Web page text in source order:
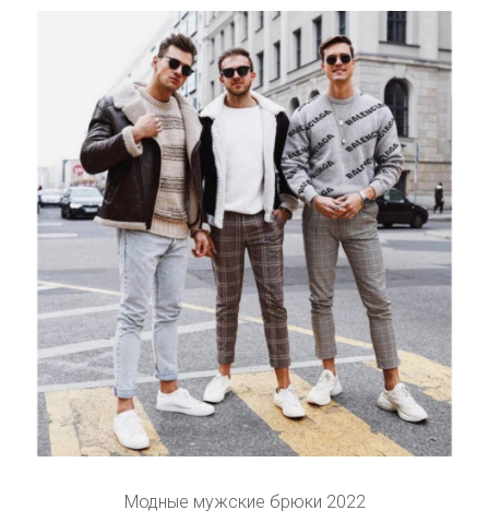
Модные мужские брюки 2022